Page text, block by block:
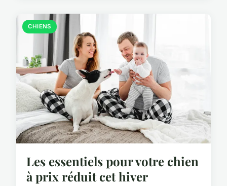
CHIENS
Les essentiels pour votre chien
à prix réduit cet hiver